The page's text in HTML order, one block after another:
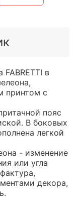
в
принтом с
пояс
В боковых
легкой
- изменение
или угла
декора,